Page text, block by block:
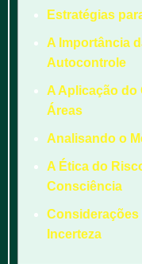
Estratégias
A Importância
Autocontrole
A Aplicação do
Áreas
Analisando o
A Ética do
Consciência
Considerações
Incerteza